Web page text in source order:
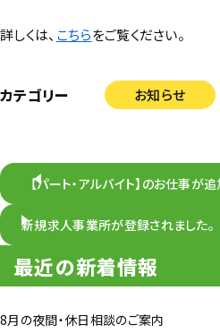
詳しくは、 こちらをご覧ください。
カテゴリー お知らせ
【パート・アルバイト】のお仕事が
新規求人事業所が登録されました。
最近の新着情報
8月の夜間・休日相談のご案内